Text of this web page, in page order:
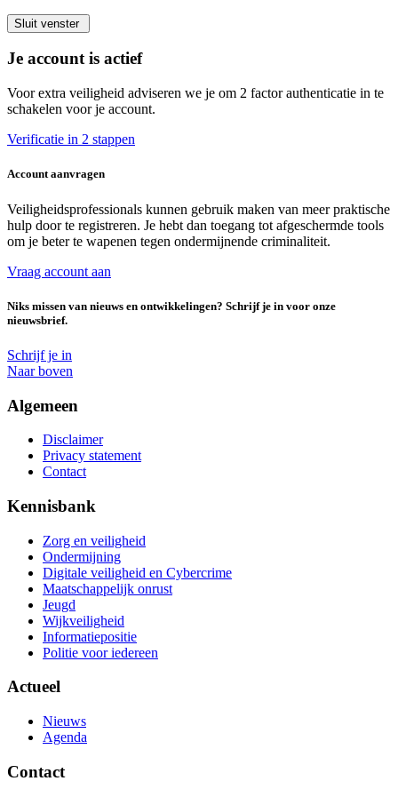
Sluit venster
Je account is actief
Voor extra veiligheid adviseren we je om 2 factor authenticatie in te
schakelen voor je account.
Verificatie in 2 stappen
Account aanvragen
Veiligheidsprofessionals kunnen gebruik maken van meer praktische
hulp door te registreren. Je hebt dan toegang tot afgeschermde tools
om je beter te wapenen tegen ondermijnende criminaliteit.
Vraag account aan
Niks missen van nieuws en ontwikkelingen? Schrijf je in voor onze
nieuwsbrief.
Schrijf je in
Naar boven
Algemeen
Disclaimer
Privacy statement
Contact
Kennisbank
Zorg en veiligheid
Ondermijning
Digitale veiligheid en Cybercrime
Maatschappelijk onrust
Jeugd
Wijkveiligheid
Informatiepositie
Politie voor iedereen
Actueel
Nieuws
Agenda
Contact